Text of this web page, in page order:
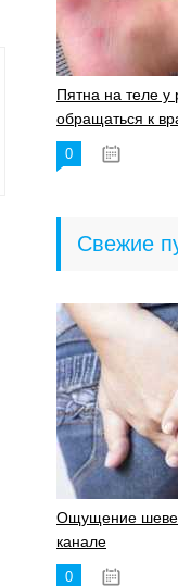
Пятна на теле у
обращаться к
0
Свежие
Ощущение
канале
0